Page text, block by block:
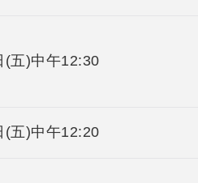
(五)中午12:30
(五)中午12:20